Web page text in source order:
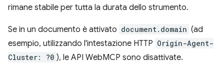
rimane stabile per tutta la durata dello strumento.
Se in un documento è attivato document.domain (ad
esempio, utilizzando l'intestazione HTTP Origin-Agent-
Cluster: ?0 ), le API WebMCP sono disattivate.